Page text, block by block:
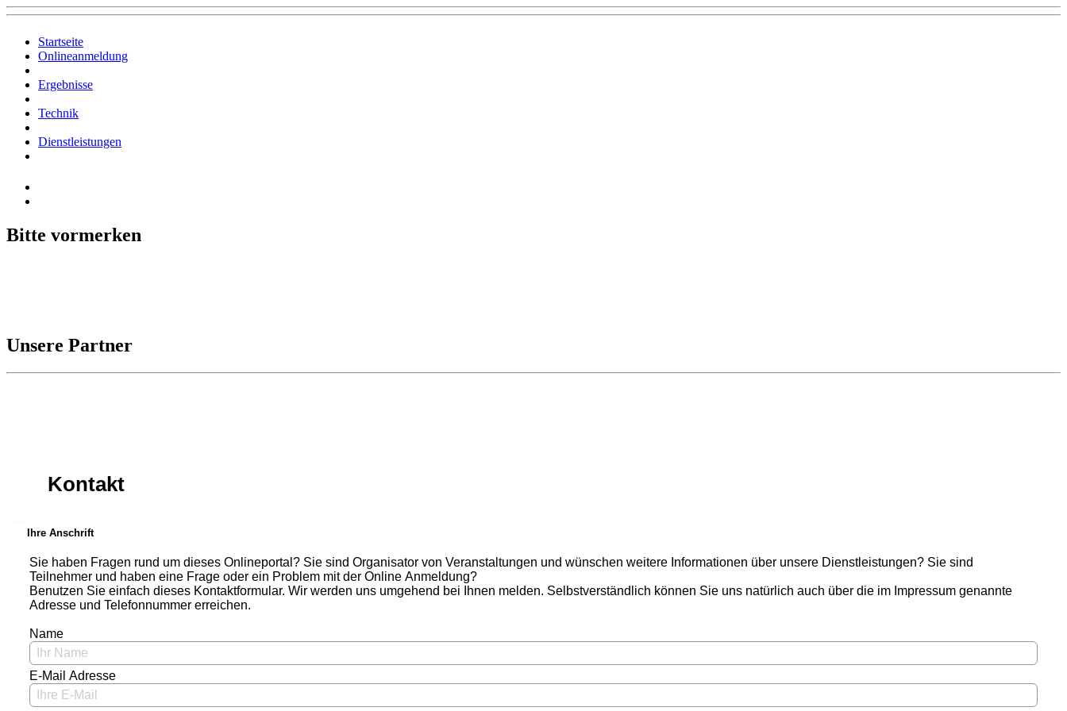
Startseite
Onlineanmeldung
Ergebnisse
Technik
Dienstleistungen
Bitte vormerken
Unsere Partner
Kontakt
Ihre Anschrift
Sie haben Fragen rund um dieses Onlineportal? Sie sind Organisator von Veranstaltungen und wünschen weitere Informationen über unsere Dienstleistungen? Sie sind
Teilnehmer und haben eine Frage oder ein Problem mit der Online Anmeldung?
Benutzen Sie einfach dieses Kontaktformular. Wir werden uns umgehend bei Ihnen melden. Selbstverständlich können Sie uns natürlich auch über die im Impressum genannte
Adresse und Telefonnummer erreichen.
Name
E-Mail Adresse